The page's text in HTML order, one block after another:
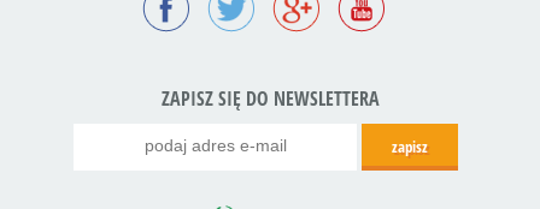
ZAPISZ SIĘ DO NEWSLETTERA